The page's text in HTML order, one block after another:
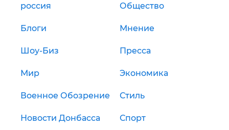
россия Общество
Блоги Мнение
Шоу-Биз Пресса
Мир Экономика
Военное Обозрение Стиль
Новости Донбасса Спорт